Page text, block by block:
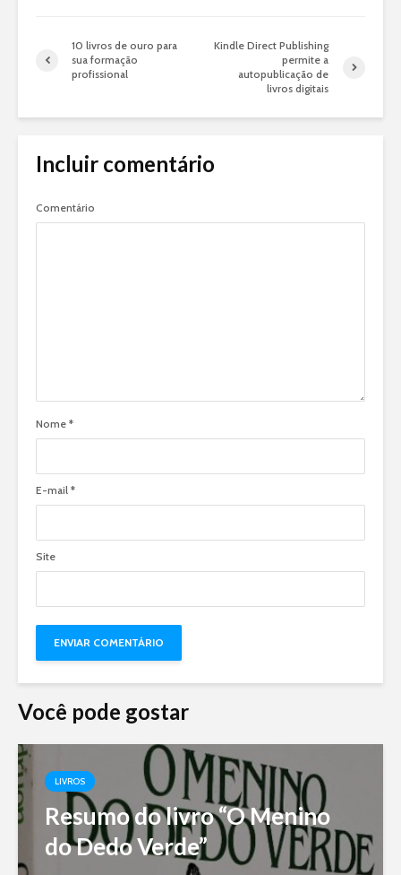
10 livros de ouro para
sua formação
profissional
Kindle Direct Publishing
permite a
autopublicação de
livros digitais
Incluir comentário
Comentário
Nome *
E-mail *
Site
Você pode gostar
LIVROS
Resumo do livro “O Menino
do Dedo Verde”